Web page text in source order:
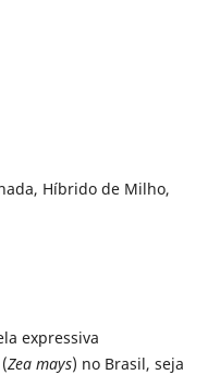
Híbrido de Milho,
expressiva
Zea mays) no Brasil, seja